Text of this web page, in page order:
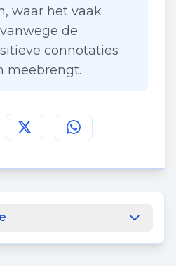
waar het vaak
de
connotaties
meebrengt.
deze pagina op
Deel deze pagina op
Deel deze pagina